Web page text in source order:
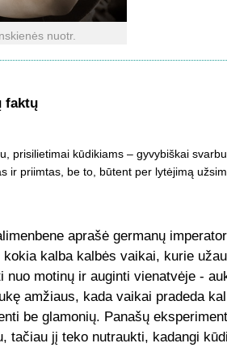
nuotr.
faktų
prisilietimai kūdikiams – gyvybiškai
ir priimtas, be to, būtent per lytėjimą
aprašė germanų
kalba kalbės vaikai, kurie
nuo motinų ir auginti vienatvėje -
amžiaus, kada vaikai pradeda
be glamonių. Panašų
tačiau jį teko nutraukti, kadangi